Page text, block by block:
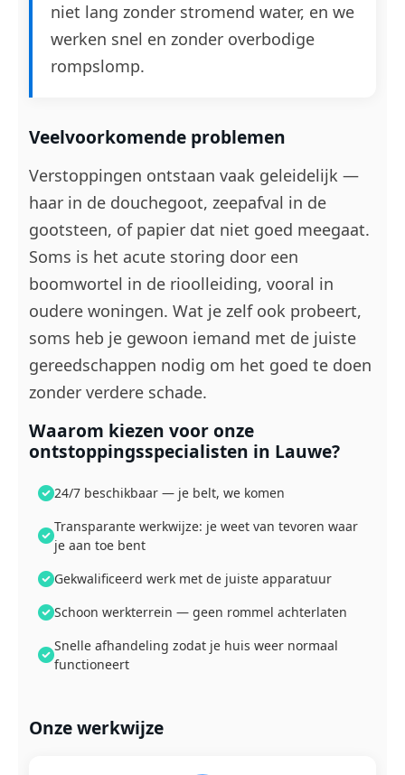
niet lang zonder stromend water, en we
werken snel en zonder overbodige
rompslomp.
Veelvoorkomende problemen
Verstoppingen ontstaan vaak geleidelijk —
haar in de douchegoot, zeepafval in de
gootsteen, of papier dat niet goed meegaat.
Soms is het acute storing door een
boomwortel in de rioolleiding, vooral in
oudere woningen. Wat je zelf ook probeert,
soms heb je gewoon iemand met de juiste
gereedschappen nodig om het goed te doen
zonder verdere schade.
Waarom kiezen voor onze
ontstoppingsspecialisten in Lauwe?
24/7 beschikbaar — je belt, we komen
Transparante werkwijze: je weet van tevoren waar
je aan toe bent
Gekwalificeerd werk met de juiste apparatuur
Schoon werkterrein — geen rommel achterlaten
Snelle afhandeling zodat je huis weer normaal
functioneert
Onze werkwijze